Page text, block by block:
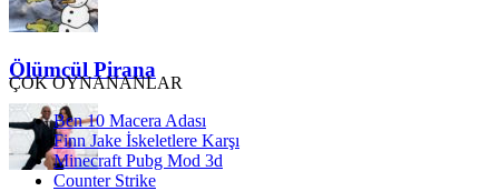
Ölümcül Pirana
ÇOK OYNANANLAR
Ben 10 Macera Adası
Finn Jake İskeletlere Karşı
Minecraft Pubg Mod 3d
Counter Strike